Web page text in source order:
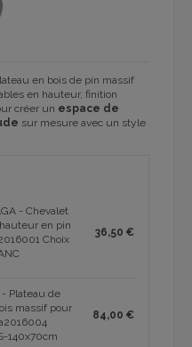
en bois de pin massif
en hauteur, finition
créer un espace de
sur mesure avec un style
- Chevalet
en pin
Choix
36,50 €
- Plateau de
massif pour
140x70cm
84,00 €